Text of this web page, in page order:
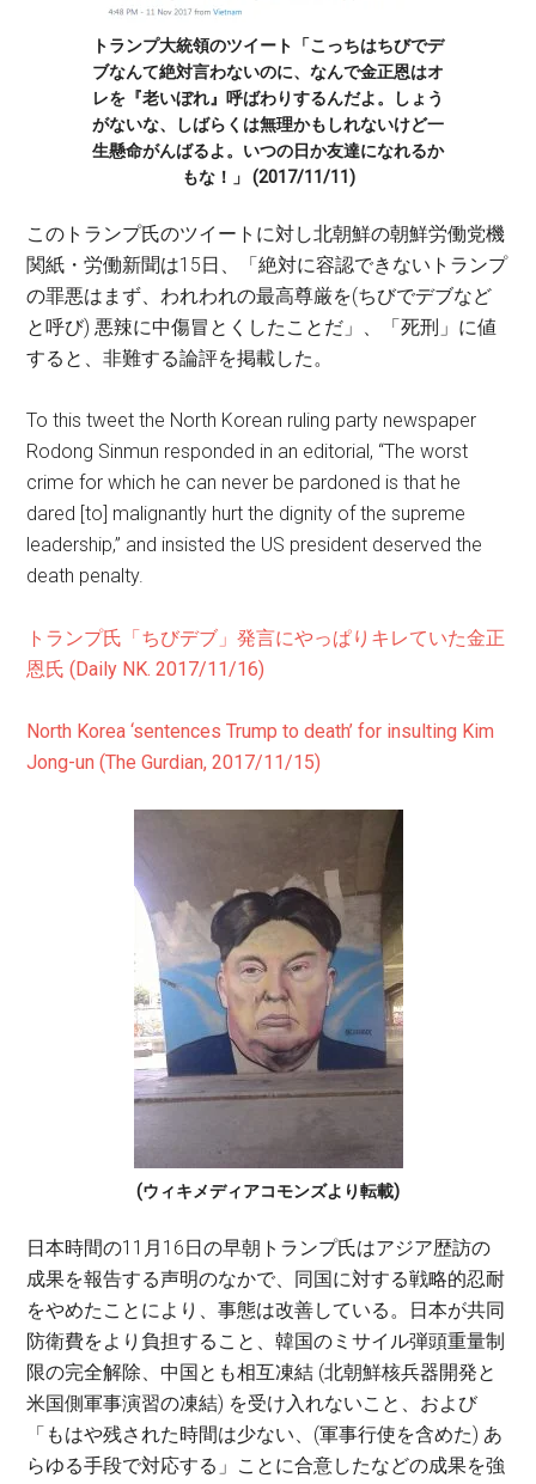
トランプ大統領のツイート「こっちはちびでデ
ブなんて絶対言わないのに、なんで金正恩はオ
レを『老いぼれ』呼ばわりするんだよ。しょう
がないな、しばらくは無理かもしれないけど一
生懸命がんばるよ。いつの日か友達になれるか
もな！」 (2017/11/11)
このトランプ氏のツイートに対し北朝鮮の朝鮮労働党機
関紙・労働新聞は15日、「絶対に容認できないトランプ
の罪悪はまず、われわれの最高尊厳を(ちびでデブなど
と呼び) 悪辣に中傷冒とくしたことだ」、「死刑」に値
すると、非難する論評を掲載した。
To this tweet the North Korean ruling party newspaper
Rodong Sinmun responded in an editorial, “The worst
crime for which he can never be pardoned is that he
dared [to] malignantly hurt the dignity of the supreme
leadership,” and insisted the US president deserved the
death penalty.
トランプ氏「ちびデブ」発言にやっぱりキレていた金正
恩氏 (Daily NK. 2017/11/16)
North Korea ‘sentences Trump to death’ for insulting Kim
Jong-un (The Gurdian, 2017/11/15)
(ウィキメディアコモンズより転載)
日本時間の11月16日の早朝トランプ氏はアジア歴訪の
成果を報告する声明のなかで、同国に対する戦略的忍耐
をやめたことにより、事態は改善している。日本が共同
防衛費をより負担すること、韓国のミサイル弾頭重量制
限の完全解除、中国とも相互凍結 (北朝鮮核兵器開発と
米国側軍事演習の凍結) を受け入れないこと、および
「もはや残された時間は少ない、(軍事行使を含めた) あ
らゆる手段で対応する」ことに合意したなどの成果を強